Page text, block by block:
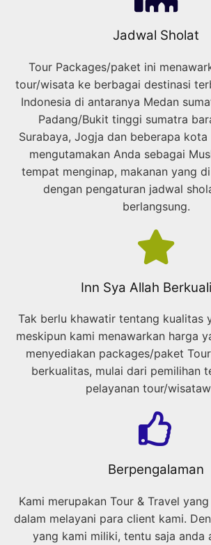
Jadwal Sholat
Tour Packages/paket ini
tour/wisata ke berbagai destinasi
Indonesia di antaranya Medan
Padang/Bukit tinggi sumatra
Surabaya, Jogja dan beberapa kota
mengutamakan Anda sebagai
tempat menginap, makanan yang
dengan pengaturan jadwal
berlangsung.
Inn Sya Allah
Tak berlu khawatir tentang kualitas
meskipun kami menawarkan harga
menyediakan packages/paket
berkualitas, mulai dari pemilihan
pelayanan tour/
Berpengalaman
Kami merupakan Tour & Travel
dalam melayani para client kami.
yang kami miliki, tentu saja anda